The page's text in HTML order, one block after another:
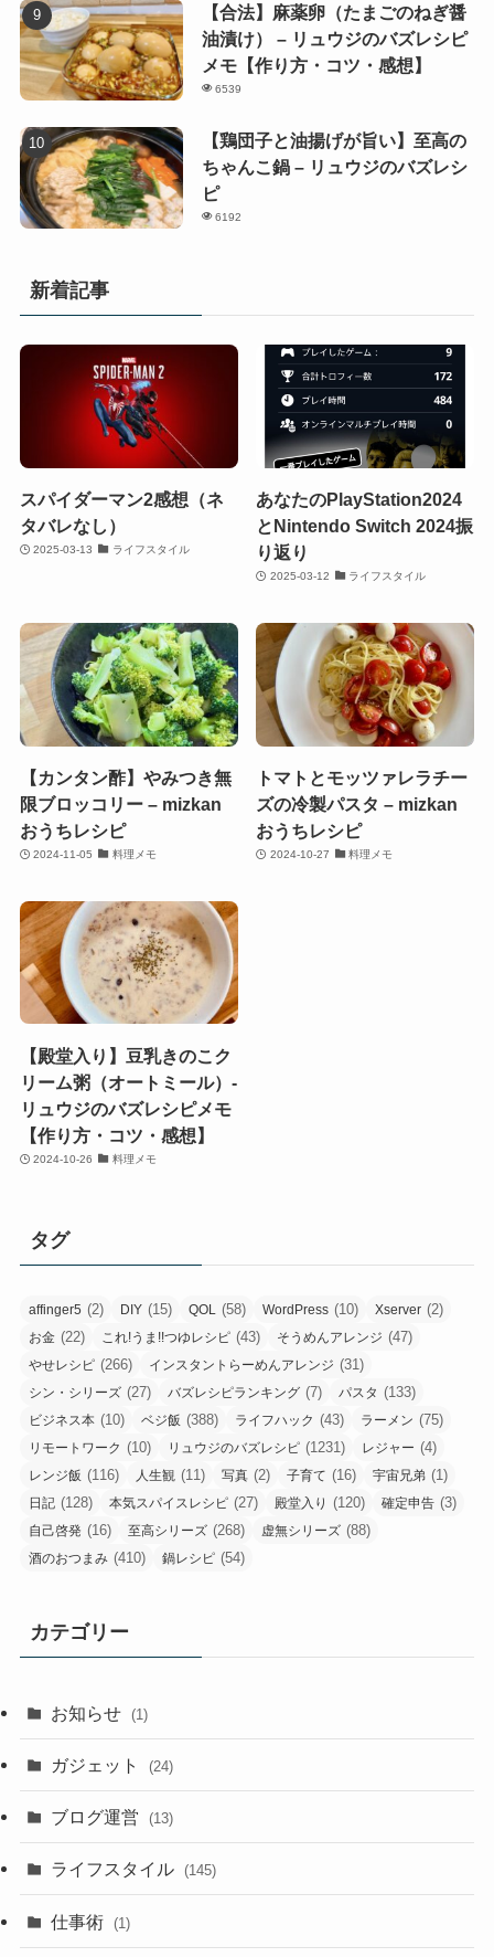
【合法】麻薬卵（たまごのねぎ醤
油漬け） – リュウジのバズレシピ
メモ【作り方・コツ・感想】
6539
【鶏団子と油揚げが旨い】至高の
ちゃんこ鍋 – リュウジのバズレシ
ピ
6192
新着記事
スパイダーマン2感想（ネ
タバレなし）
2025-03-13 ライフスタイル
あなたのPlayStation2024
とNintendo Switch 2024振
り返り
2025-03-12 ライフスタイル
【カンタン酢】やみつき無
限ブロッコリー – mizkan
おうちレシピ
2024-11-05 料理メモ
トマトとモッツァレラチー
ズの冷製パスタ – mizkan
おうちレシピ
2024-10-27 料理メモ
【殿堂入り】豆乳きのこク
リーム粥（オートミール）-
リュウジのバズレシピメモ
【作り方・コツ・感想】
2024-10-26 料理メモ
タグ
affinger5 (2) DIY (15) QOL (58) WordPress (10) Xserver (2)
お金 (22) これ!うま!!つゆレシピ (43) そうめんアレンジ (47)
やせレシピ (266) インスタントらーめんアレンジ (31)
シン・シリーズ (27) バズレシピランキング (7) パスタ (133)
ビジネス本 (10) ベジ飯 (388) ライフハック (43) ラーメン (75)
リモートワーク (10) リュウジのバズレシピ (1231) レジャー (4)
レンジ飯 (116) 人生観 (11) 写真 (2) 子育て (16) 宇宙兄弟 (1)
日記 (128) 本気スパイスレシピ (27) 殿堂入り (120) 確定申告 (3)
自己啓発 (16) 至高シリーズ (268) 虚無シリーズ (88)
酒のおつまみ (410) 鍋レシピ (54)
カテゴリー
お知らせ (1)
ガジェット (24)
ブログ運営 (13)
ライフスタイル (145)
仕事術 (1)